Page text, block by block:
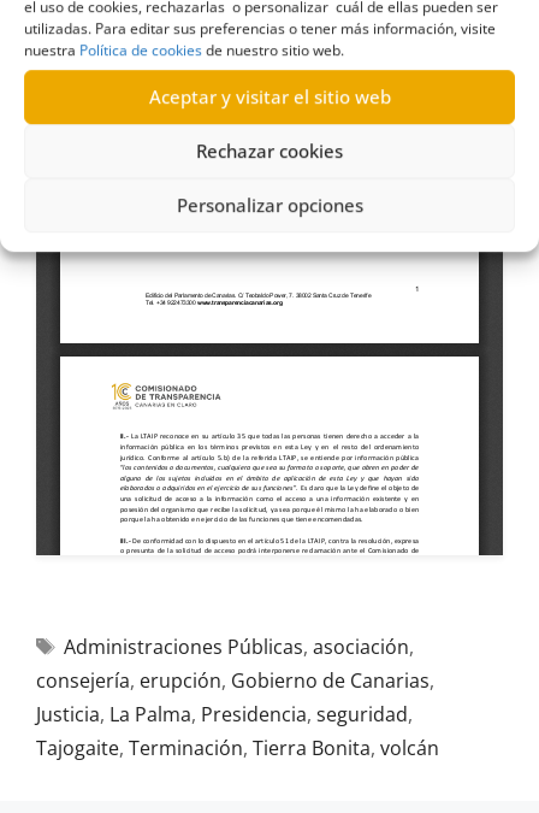
el uso de cookies, rechazarlas o personalizar cuál de ellas pueden ser
utilizadas. Para editar sus preferencias o tener más información, visite
nuestra Política de cookiesde nuestro sitio web.
Aceptar y visitar el sitio web
Rechazar cookies
Personalizar opciones
Administraciones Públicas, asociación,
consejería, erupción, Gobierno de Canarias,
Justicia, La Palma, Presidencia, seguridad,
Tajogaite, Terminación, Tierra Bonita, volcán